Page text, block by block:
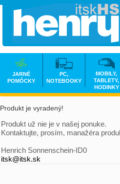
Produkt je vyradený!
Produkt už nie je v našej ponuke.
Kontaktujte, prosím, manažéra
Henrich Sonnenschein-ID0
itsk@itsk.sk
JARNÉ
POMÔCKY
PC,
NOTEBOOKY
MOBILY,
TABLETY,
HODINKY